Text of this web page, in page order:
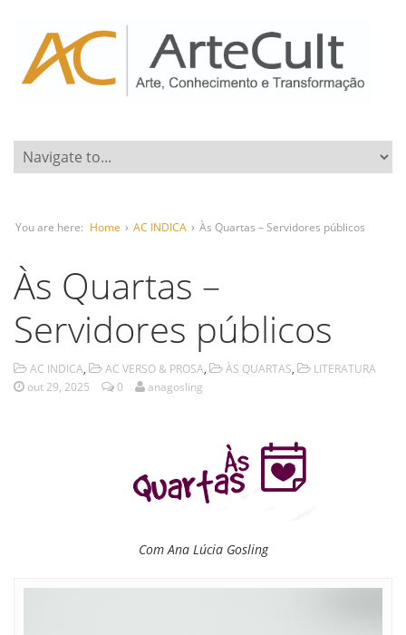
You are here: Home › AC INDICA › Às Quartas – Servidores públicos
Às Quartas –
Servidores públicos
AC INDICA, AC VERSO & PROSA, ÀS QUARTAS,
LITERATURA
out 29, 2025
0 anagosling
Com Ana Lúcia Gosling